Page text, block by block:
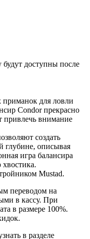
доступны после
приманок для ловли
Condor прекрасно
привлечь внимание
создать
глубине, описывая
игра балансира
хвостика.
Mustad.
переводом на
в кассу. При
в размере 100%.
в разделе